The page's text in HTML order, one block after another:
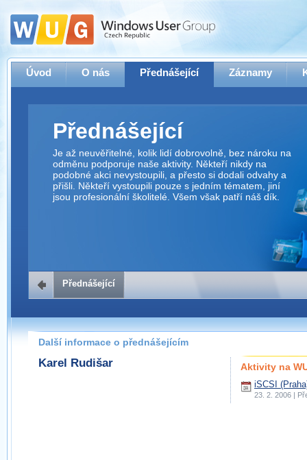
Úvod O nás Přednášející Záznamy
Přednášející
Je až neuvěřitelné, kolik lidí dobrovolně, bez nároku na
odměnu podporuje naše aktivity. Někteří nikdy na
podobné akci nevystoupili, a přesto si dodali odvahy a
přišli. Někteří vystoupili pouze s jedním tématem, jiní
jsou profesionální školitelé. Všem však patří náš dík.
Přednášející
Další informace o přednášejícím
Karel Rudišar Aktivity na
iSCSI
23. 2. 2006 |